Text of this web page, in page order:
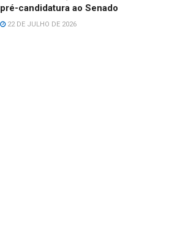
pré-candidatura ao Senado
22 DE JULHO DE 2026